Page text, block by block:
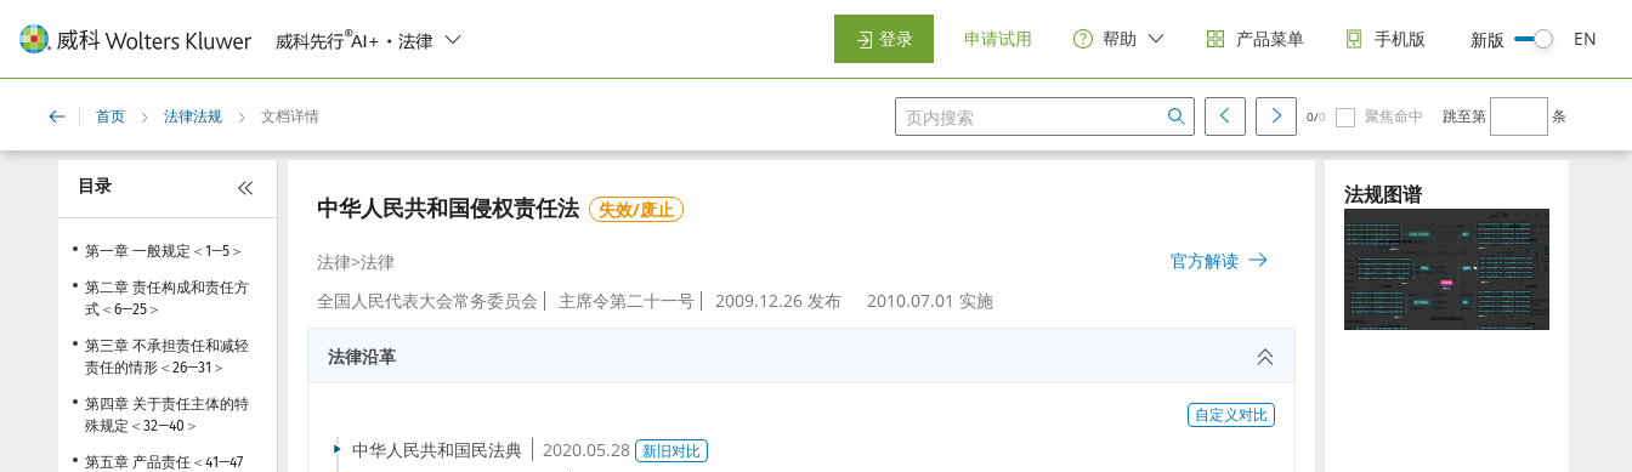
登录 申请试用 帮助 产品菜单 手机版 新版 EN
Breadcrumb
首页 法律法规 文档详情 0/0 聚焦命中 跳至第 条
目录
第一章 一般规定 ＜ 1—5 ＞
第二章 责任构成和责任方
式 ＜ 6—25 ＞
第三章 不承担责任和减轻
责任的情形 ＜ 26—31 ＞
第四章 关于责任主体的特
殊规定 ＜ 32—40 ＞
第五章 产品责任 ＜ 41—47
中华人民共和国侵权责任法 失效/废止
法律>法律
官方解读
全国人民代表大会常务委员会
主席令第二十一号 2009.12.26 发布 2010.07.01 实施
法律沿革
自定义对比
中华人民共和国民法典 2020.05.28 新旧对比
法规图谱